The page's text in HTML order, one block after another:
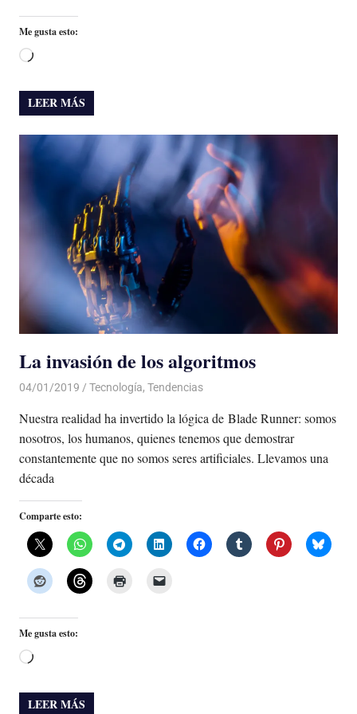
Me gusta esto:
Cargando...
LEER MÁS
La invasión de los algoritmos
04/01/2019 De todo un Poco
Tecnología, Tendencias
Nuestra realidad ha invertido la lógica de Blade Runner: somos
nosotros, los humanos, quienes tenemos que demostrar
constantemente que no somos seres artificiales. Llevamos una
década
Comparte esto:
Me gusta esto:
Cargando...
LEER MÁS